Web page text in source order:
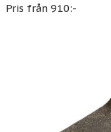
Pris från 910:-